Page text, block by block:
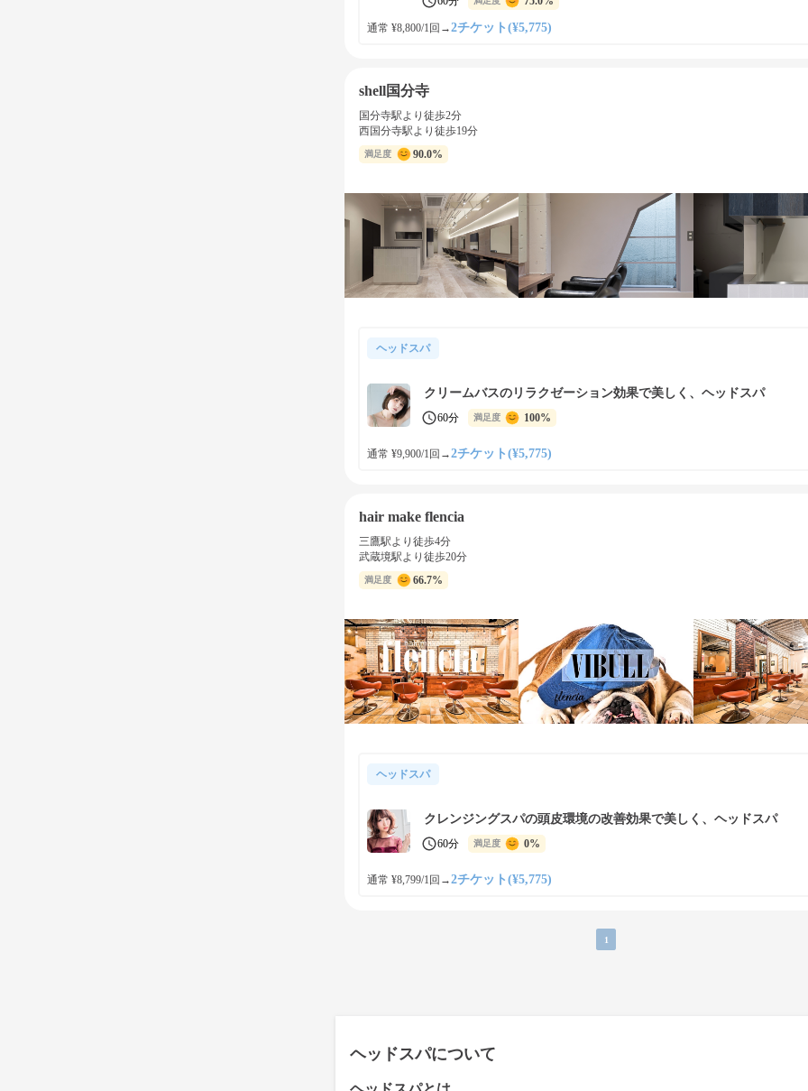
通常 ¥8,800/1回 →2チケット(¥5,775)
shell国分寺
国分寺駅より徒歩2分
西国分寺駅より徒歩19分
満足度 90.0%
ヘッドスパ
クリームバスのリラクゼーション効果で美しく、ヘッドスパ
60分 満足度 100%
通常 ¥9,900/1回 →2チケット(¥5,775)
hair make flencia
三鷹駅より徒歩4分
武蔵境駅より徒歩20分
満足度 66.7%
ヘッドスパ
クレンジングスパの頭皮環境の改善効果で美しく、ヘッドスパ
60分 満足度 0%
通常 ¥8,799/1回 →2チケット(¥5,775)
1
ヘッドスパについて